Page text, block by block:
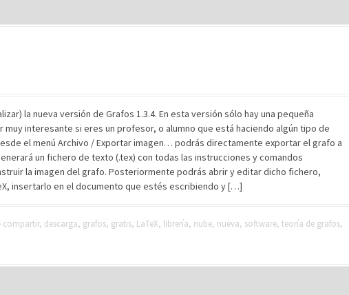
la nueva versión de Grafos 1.3.4. En esta versión sólo hay una pequeña
interesante si eres un profesor, o alumno que está haciendo algún tipo de
el menú Archivo / Exportar imagen… podrás directamente exportar el grafo a
un fichero de texto (.tex) con todas las instrucciones y comandos
la imagen del grafo. Posteriormente podrás abrir y editar dicho fichero,
insertarlo en el documento que estés escribiendo y […]
compartir, descarga, grafos, gratis, LaTeX, librería, nube, nueva, software, teoría de grafos,